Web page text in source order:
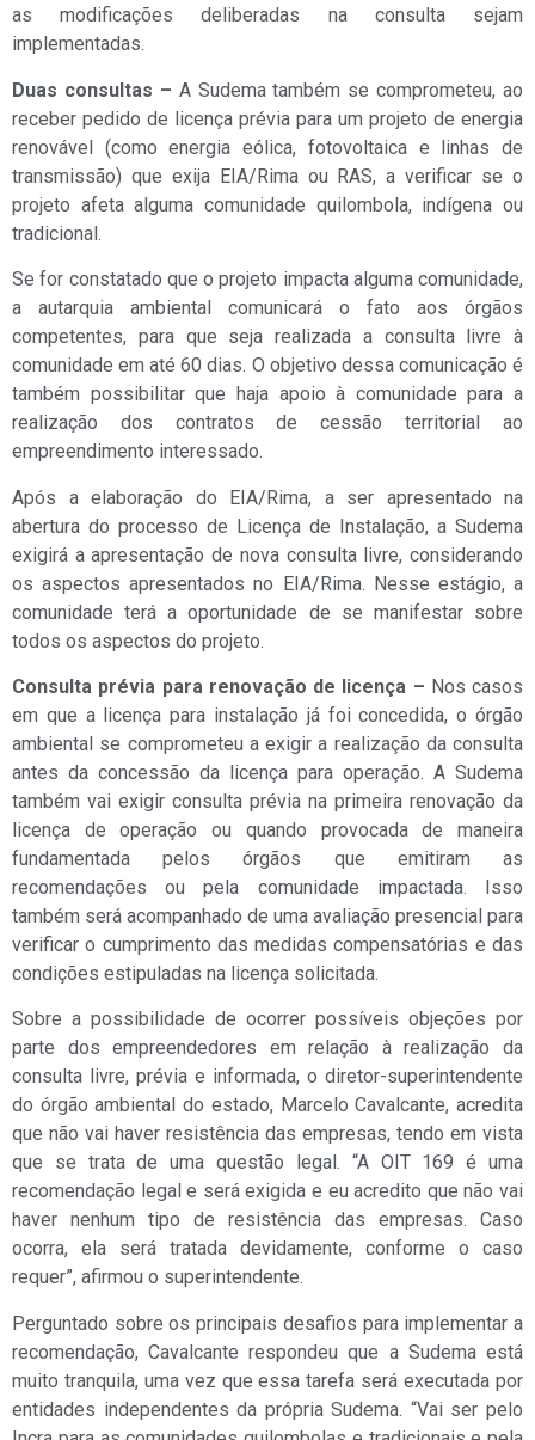
as modificações deliberadas na consulta sejam
implementadas.
Duas consultas – A Sudema também se comprometeu, ao
receber pedido de licença prévia para um projeto de energia
renovável (como energia eólica, fotovoltaica e linhas de
transmissão) que exija EIA/Rima ou RAS, a verificar se o
projeto afeta alguma comunidade quilombola, indígena ou
tradicional.
Se for constatado que o projeto impacta alguma comunidade,
a autarquia ambiental comunicará o fato aos órgãos
competentes, para que seja realizada a consulta livre à
comunidade em até 60 dias. O objetivo dessa comunicação é
também possibilitar que haja apoio à comunidade para a
realização dos contratos de cessão territorial ao
empreendimento interessado.
Após a elaboração do EIA/Rima, a ser apresentado na
abertura do processo de Licença de Instalação, a Sudema
exigirá a apresentação de nova consulta livre, considerando
os aspectos apresentados no EIA/Rima. Nesse estágio, a
comunidade terá a oportunidade de se manifestar sobre
todos os aspectos do projeto.
Consulta prévia para renovação de licença – Nos casos
em que a licença para instalação já foi concedida, o órgão
ambiental se comprometeu a exigir a realização da consulta
antes da concessão da licença para operação. A Sudema
também vai exigir consulta prévia na primeira renovação da
licença de operação ou quando provocada de maneira
fundamentada pelos órgãos que emitiram as
recomendações ou pela comunidade impactada. Isso
também será acompanhado de uma avaliação presencial para
verificar o cumprimento das medidas compensatórias e das
condições estipuladas na licença solicitada.
Sobre a possibilidade de ocorrer possíveis objeções por
parte dos empreendedores em relação à realização da
consulta livre, prévia e informada, o diretor-superintendente
do órgão ambiental do estado, Marcelo Cavalcante, acredita
que não vai haver resistência das empresas, tendo em vista
que se trata de uma questão legal. “A OIT 169 é uma
recomendação legal e será exigida e eu acredito que não vai
haver nenhum tipo de resistência das empresas. Caso
ocorra, ela será tratada devidamente, conforme o caso
requer”, afirmou o superintendente.
Perguntado sobre os principais desafios para implementar a
recomendação, Cavalcante respondeu que a Sudema está
muito tranquila, uma vez que essa tarefa será executada por
entidades independentes da própria Sudema. “Vai ser pelo